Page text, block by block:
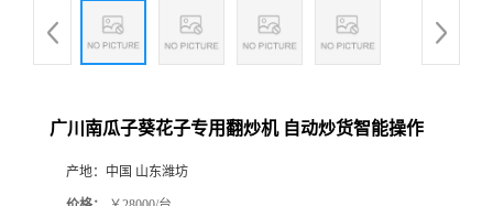
广川南瓜子葵花子专用翻炒机 自动炒货智能操作
产地： 中国 山东潍坊